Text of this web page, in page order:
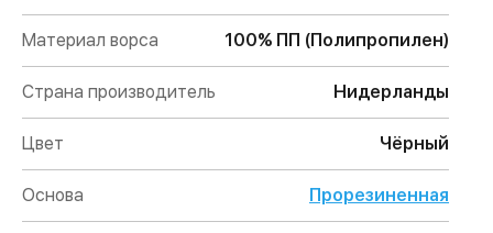
Материал ворса 100% ПП (Полипропилен)
Страна производитель Нидерланды
Цвет Чёрный
Основа Прорезиненная